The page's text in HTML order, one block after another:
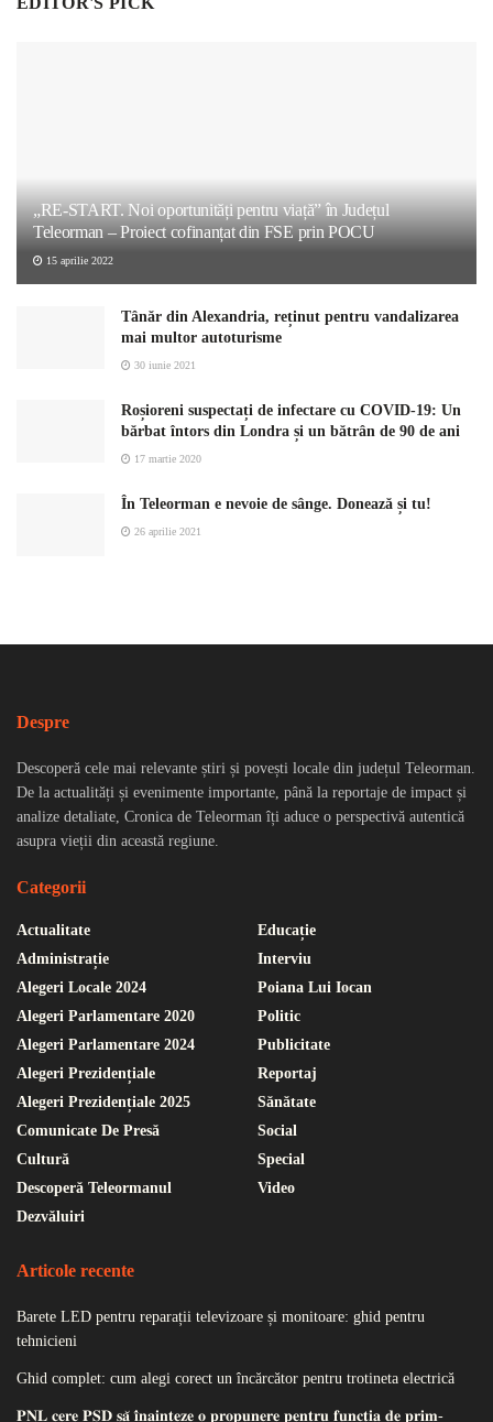
„RE-START. Noi oportunități pentru viață” în Județul
Teleorman – Proiect cofinanțat din FSE prin POCU
15 aprilie 2022
Tânăr din Alexandria, reținut pentru vandalizarea
mai multor autoturisme
30 iunie 2021
Roșioreni suspectați de infectare cu COVID-19: Un
bărbat întors din Londra și un bătrân de 90 de ani
17 martie 2020
În Teleorman e nevoie de sânge. Donează și tu!
26 aprilie 2021
Despre
Descoperă cele mai relevante știri și povești locale din județul Teleorman.
De la actualități și evenimente importante, până la reportaje de impact și
analize detaliate, Cronica de Teleorman îți aduce o perspectivă autentică
asupra vieții din această regiune.
Categorii
Actualitate
Administrație
Alegeri Locale 2024
Alegeri Parlamentare 2020
Alegeri Parlamentare 2024
Alegeri Prezidențiale
Alegeri Prezidențiale 2025
Comunicate De Presă
Cultură
Descoperă Teleormanul
Dezvăluiri
Educație
Interviu
Poiana Lui Iocan
Politic
Publicitate
Reportaj
Sănătate
Social
Special
Video
Articole recente
Barete LED pentru reparații televizoare și monitoare: ghid pentru
tehnicieni
Ghid complet: cum alegi corect un încărcător pentru trotineta electrică
𝐏𝐍𝐋 𝐜𝐞𝐫𝐞 𝐏𝐒𝐃 𝐬𝐚̆ 𝐢̂𝐧𝐚𝐢𝐧𝐭𝐞𝐳𝐞 𝐨 𝐩𝐫𝐨𝐩𝐮𝐧𝐞𝐫𝐞 𝐩𝐞𝐧𝐭𝐫𝐮 𝐟𝐮𝐧𝐜𝐭̦𝐢𝐚 𝐝𝐞 𝐩𝐫𝐢𝐦-